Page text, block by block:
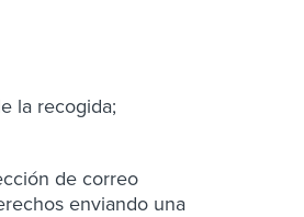
la recogida;
de correo
enviando una